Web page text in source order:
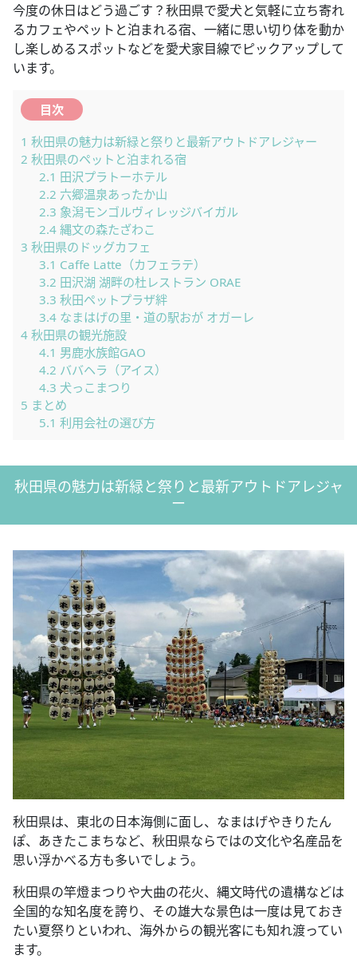
今度の休日はどう過ごす？秋田県で愛犬と気軽に立ち寄れ
るカフェやペットと泊まれる宿、一緒に思い切り体を動か
し楽しめるスポットなどを愛犬家目線でピックアップして
います。
目次
1 秋田県の魅力は新緑と祭りと最新アウトドアレジャー
2 秋田県のペットと泊まれる宿
2.1 田沢プラトーホテル
2.2 六郷温泉あったか山
2.3 象潟モンゴルヴィレッジバイガル
2.4縄文の森たざわこ
3 秋田県のドッグカフェ
3.1 Caffe Latte（カフェラテ）
3.2 田沢湖 湖畔の杜レストラン ORAE
3.3 秋田ペットプラザ絆
3.4なまはげの里・道の駅おが オガーレ
4 秋田県の観光施設
4.1 男鹿水族館GAO
4.2 ババヘラ（アイス）
4.3 犬っこまつり
5 まとめ
5.1 利用会社の選び方
秋田県の魅力は新緑と祭りと最新アウトドアレジャ
ー
秋田県は、東北の日本海側に面し、なまはげやきりたん
ぽ、あきたこまちなど、秋田県ならではの文化や名産品を
思い浮かべる方も多いでしょう。
秋田県の竿燈まつりや大曲の花火、縄文時代の遺構などは
全国的な知名度を誇り、その雄大な景色は一度は見ておき
たい夏祭りといわれ、海外からの観光客にも知れ渡ってい
ます。